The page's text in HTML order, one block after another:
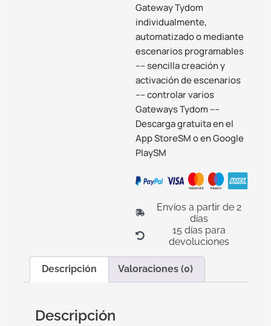
Gateway Tydom
individualmente,
automatizado o mediante
escenarios programables
–– sencilla creación y
activación de escenarios
–– controlar varios
Gateways Tydom ––
Descarga gratuita en el
App StoreSM o en Google
PlaySM
Envíos a partir de 2
días
15 días para
devoluciones
Descripción Valoraciones (0)
Descripción